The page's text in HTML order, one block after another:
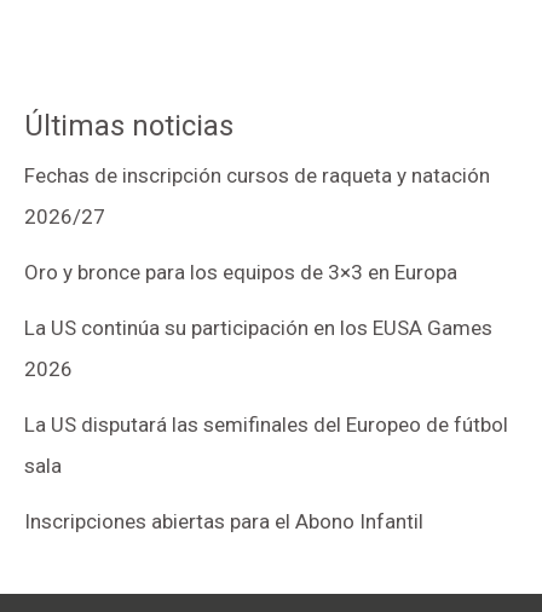
Últimas noticias
Fechas de inscripción cursos de raqueta y natación
2026/27
Oro y bronce para los equipos de 3×3 en Europa
La US continúa su participación en los EUSA Games
2026
La US disputará las semifinales del Europeo de fútbol
sala
Inscripciones abiertas para el Abono Infantil